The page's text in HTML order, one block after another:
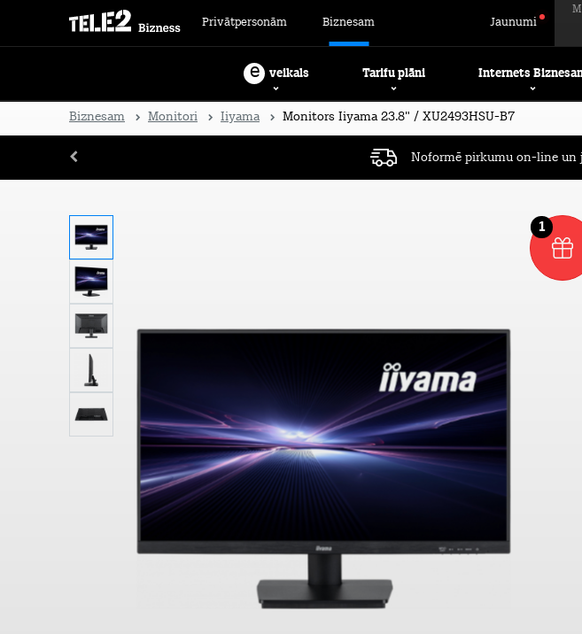
Privātpersonām Biznesam Jaunumi
e veikals Tarifu plāni Internets
Biznesam Monitori Iiyama Monitors Iiyama 23.8" / XU2493HSU-B7
Noformē pirkumu on-line un
1